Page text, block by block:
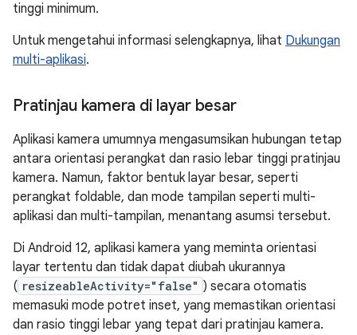
tinggi minimum.
Untuk mengetahui informasi selengkapnya, lihat Dukungan
multi-aplikasi.
Pratinjau kamera di layar besar
Aplikasi kamera umumnya mengasumsikan hubungan tetap
antara orientasi perangkat dan rasio lebar tinggi pratinjau
kamera. Namun, faktor bentuk layar besar, seperti
perangkat foldable, dan mode tampilan seperti multi-
aplikasi dan multi-tampilan, menantang asumsi tersebut.
Di Android 12, aplikasi kamera yang meminta orientasi
layar tertentu dan tidak dapat diubah ukurannya
( resizeableActivity="false" ) secara otomatis
memasuki mode potret inset, yang memastikan orientasi
dan rasio tinggi lebar yang tepat dari pratinjau kamera.